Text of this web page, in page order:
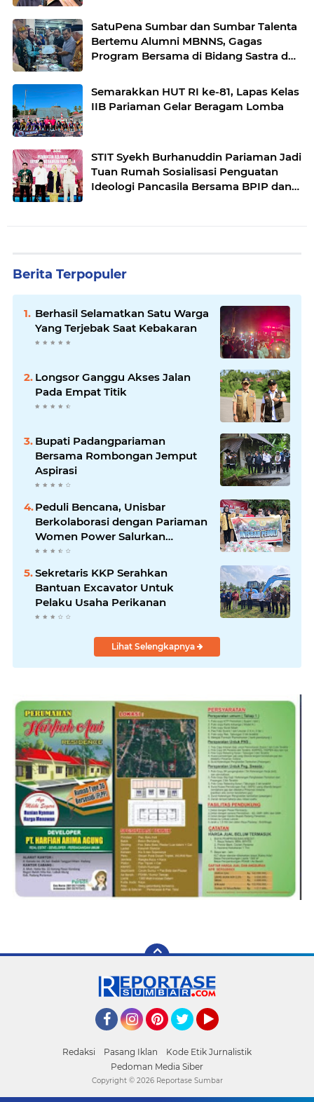
SatuPena Sumbar dan Sumbar Talenta
Bertemu Alumni MBNNS, Gagas
Program Bersama di Bidang Sastra dan
Semarakkan HUT RI ke-81, Lapas Kelas
IIB Pariaman Gelar Beragam Lomba
STIT Syekh Burhanuddin Pariaman Jadi
Tuan Rumah Sosialisasi Penguatan
Ideologi Pancasila Bersama BPIP dan
Berita Terpopuler
Berhasil Selamatkan Satu Warga
Yang Terjebak Saat Kebakaran
Longsor Ganggu Akses Jalan
Pada Empat Titik
Bupati Padangpariaman
Bersama Rombongan Jemput
Aspirasi
Peduli Bencana, Unisbar
Berkolaborasi dengan Pariaman
Women Power Salurkan
Bantuan untuk Korban Banjir di
Sekretaris KKP Serahkan
Bantuan Excavator Untuk
Pelaku Usaha Perikanan
Lihat Selengkapnya
Redaksi Pasang Iklan
Kode Etik Jurnalistik
Pedoman Media Siber
Copyright © 2026 Reportase Sumbar